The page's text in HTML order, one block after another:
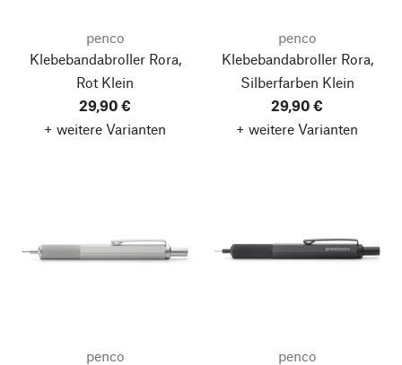
penco
Klebebandabroller Rora,
Rot Klein
29,90 €
+ weitere Varianten
penco
Klebebandabroller Rora,
Silberfarben Klein
29,90 €
+ weitere Varianten
penco
penco